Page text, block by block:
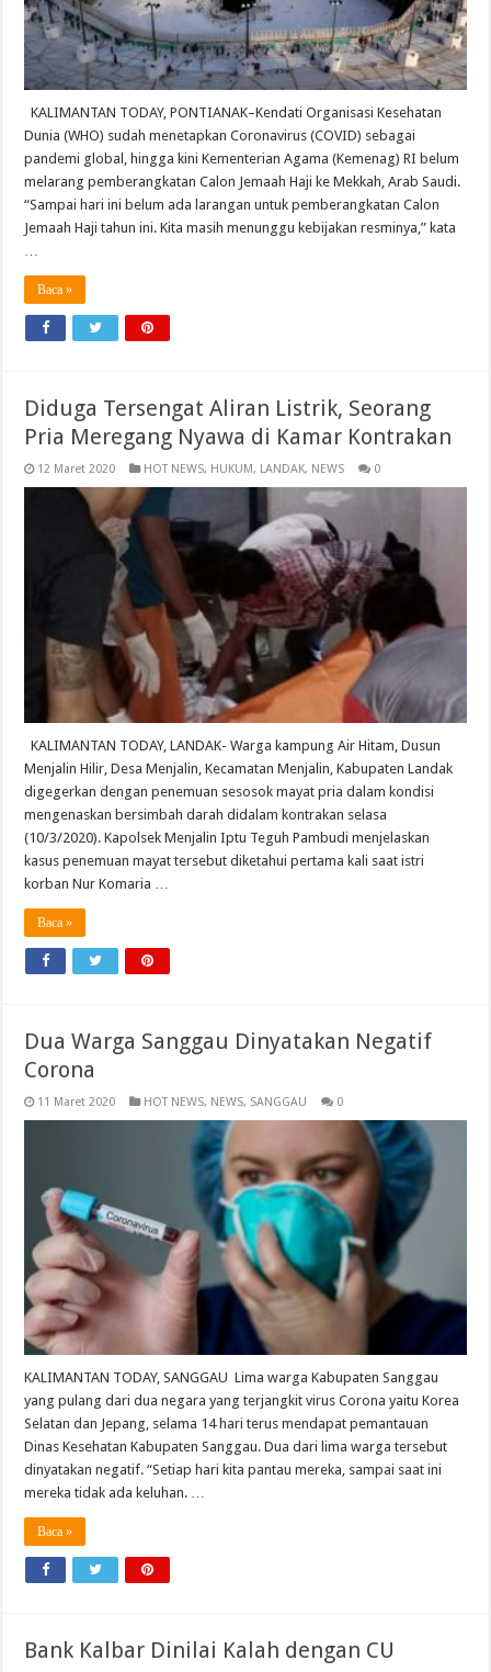
KALIMANTAN TODAY, PONTIANAK–Kendati Organisasi Kesehatan
Dunia (WHO) sudah menetapkan Coronavirus (COVID) sebagai
pandemi global, hingga kini Kementerian Agama (Kemenag) RI belum
melarang pemberangkatan Calon Jemaah Haji ke Mekkah, Arab Saudi.
“Sampai hari ini belum ada larangan untuk pemberangkatan Calon
Jemaah Haji tahun ini. Kita masih menunggu kebijakan resminya,” kata
Baca »
Diduga Tersengat Aliran Listrik, Seorang
Pria Meregang Nyawa di Kamar Kontrakan
12 Maret 2020 HOT NEWS, HUKUM, LANDAK, NEWS 0
KALIMANTAN TODAY, LANDAK- Warga kampung Air Hitam, Dusun
Menjalin Hilir, Desa Menjalin, Kecamatan Menjalin, Kabupaten Landak
digegerkan dengan penemuan sesosok mayat pria dalam kondisi
mengenaskan bersimbah darah didalam kontrakan selasa
(10/3/2020). Kapolsek Menjalin Iptu Teguh Pambudi menjelaskan
kasus penemuan mayat tersebut diketahui pertama kali saat istri
korban Nur Komaria …
Baca »
Dua Warga Sanggau Dinyatakan Negatif
Corona
11 Maret 2020 HOT NEWS, NEWS, SANGGAU 0
KALIMANTAN TODAY, SANGGAU Lima warga Kabupaten Sanggau
yang pulang dari dua negara yang terjangkit virus Corona yaitu Korea
Selatan dan Jepang, selama 14 hari terus mendapat pemantauan
Dinas Kesehatan Kabupaten Sanggau. Dua dari lima warga tersebut
dinyatakan negatif. “Setiap hari kita pantau mereka, sampai saat ini
mereka tidak ada keluhan. …
Baca »
Bank Kalbar Dinilai Kalah dengan CU